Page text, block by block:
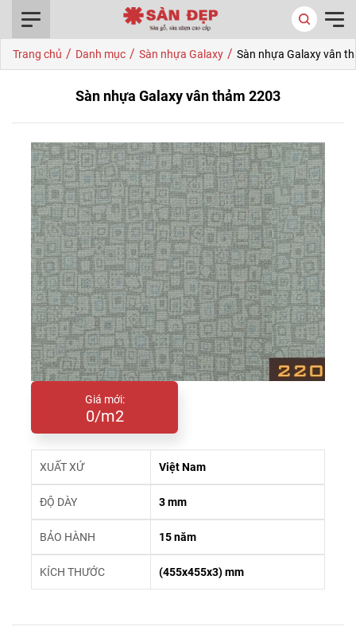
Trang chủ / Danh mục / Sàn nhựa Galaxy / Sàn nhựa Galaxy vân
Sàn nhựa Galaxy vân thảm 2203
Giá mới:
0/m2
XUẤT XỨ Việt Nam
ĐỘ DÀY 3 mm
BẢO HÀNH 15 năm
KÍCH THƯỚC (455x455x3) mm